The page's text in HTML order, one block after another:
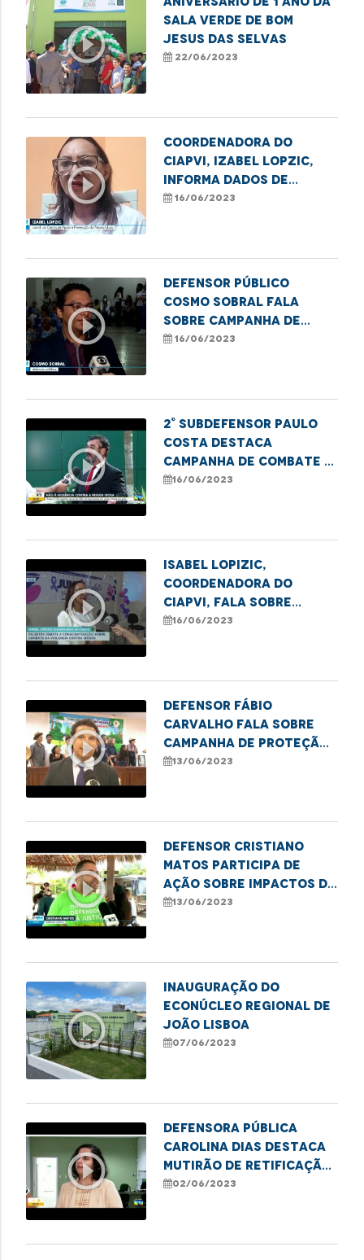
play_circle_outline
SALA VERDE DE BOM
JESUS DAS SELVAS
22/06/2023
play_circle_outline
Coordenadora do
CIAPVI, Izabel Lopzic,
informa dados de
violência contra
16/06/2023
play_circle_outline
Defensor público
Cosmo Sobral fala
sobre Campanha de
Combate à Violência
16/06/2023
play_circle_outline
2° Subdefensor Paulo
Costa destaca
campanha de combate à
violência contra a
16/06/2023
play_circle_outline
Isabel Lopizic,
coordenadora do
CIAPVI, fala sobre
medidas de combate à
16/06/2023
play_circle_outline
Defensor Fábio
Carvalho fala sobre
campanha de proteção
à infância e combate ao
13/06/2023
play_circle_outline
Defensor Cristiano
Matos participa de
ação sobre impactos do
lixo nas praias do
13/06/2023
play_circle_outline
Inauguração do
Econúcleo Regional de
João Lisboa
07/06/2023
play_circle_outline
Defensora pública
Carolina Dias destaca
mutirão de retificação
de nome e gênero em
02/06/2023